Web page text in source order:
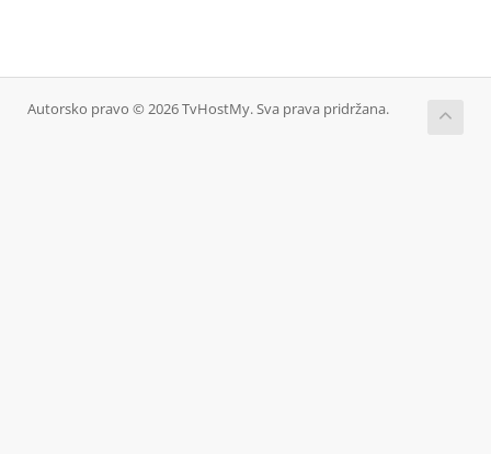
Autorsko pravo © 2026 TvHostMy. Sva prava pridržana.